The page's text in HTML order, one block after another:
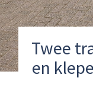
Twee
en